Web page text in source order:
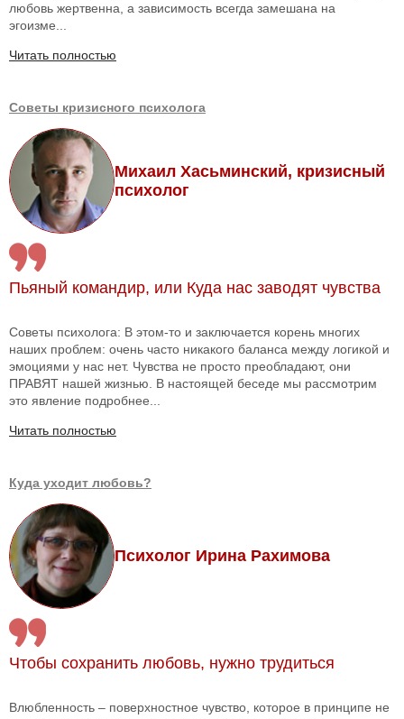
любовь жертвенна, а зависимость всегда замешана на
эгоизме...
Читать полностью
Советы кризисного психолога
Михаил Хасьминский, кризисный
психолог
Пьяный командир, или Куда нас заводят чувства
Советы психолога: В этом-то и заключается корень многих
наших проблем: очень часто никакого баланса между логикой и
эмоциями у нас нет. Чувства не просто преобладают, они
ПРАВЯТ нашей жизнью. В настоящей беседе мы рассмотрим
это явление подробнее...
Читать полностью
Куда уходит любовь?
Психолог Ирина Рахимова
Чтобы сохранить любовь, нужно трудиться
Влюбленность – поверхностное чувство, которое в принципе не